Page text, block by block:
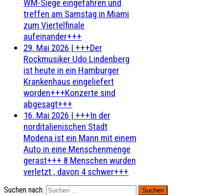
WM-Siege eingefahren und
treffen am Samstag in Miami
zum Viertelfinale
aufeinander+++
29. Mai 2026 | +++Der
Rockmusiker Udo Lindenberg
ist heute in ein Hamburger
Krankenhaus eingeliefert
worden+++Konzerte sind
abgesagt+++
16. Mai 2026 | +++In der
norditalienischen Stadt
Modena ist ein Mann mit einem
Auto in eine Menschenmenge
gerast+++ 8 Menschen wurden
verletzt , davon 4 schwer+++
Suchen nach: